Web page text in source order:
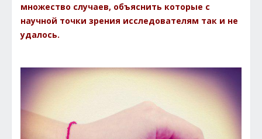
множество случаев, объяснить которые с
научной точки зрения исследователям так и не
удалось.